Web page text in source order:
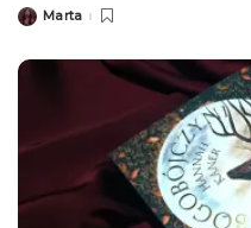
Posted
Marta